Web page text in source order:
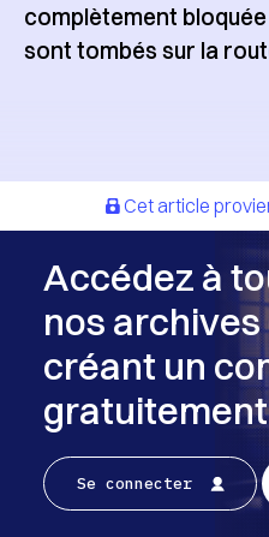
complètement
sont tombés sur la
Cet article
Accédez à
nos archives
créant un
gratuitement
Se connecter